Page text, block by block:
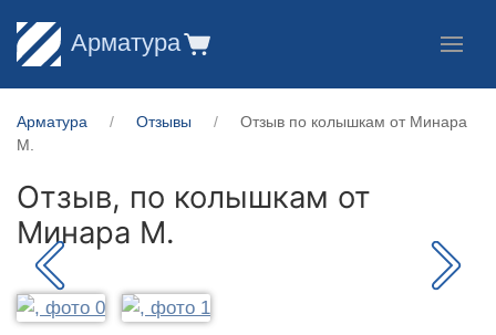
Арматура
Арматура Отзывы
Отзыв по колышкам от Минара
М.
Отзыв, по колышкам от
Минара М.